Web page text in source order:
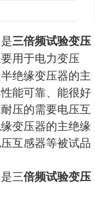
三倍频试验变压
用于电力变压
绝缘变压器的主
能可靠、能很好
压的需要电压互
变压器的主绝缘
互感器等被试品
三倍频试验变压